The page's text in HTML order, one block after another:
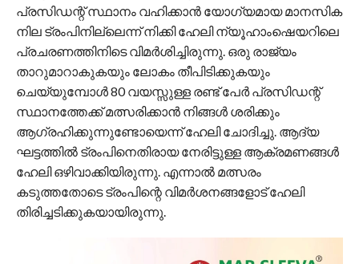
പ്രസിഡന്റ് സ്ഥാനം വഹിക്കാന്‍ യോഗ്യമായ മാനസിക
നില ട്രംപിനില്ലെന്ന് നിക്കി ഹേലി ന്യൂഹാംഷെയറിലെ
പ്രചരണത്തിനിടെ വിമർശിച്ചിരുന്നു. ഒരു രാജ്യം
താറുമാറാകുകയും ലോകം തീപിടിക്കുകയും
ചെയ്യുമ്പോള്‍ 80 വയസ്സുള്ള രണ്ട് പേര്‍ പ്രസിഡന്റ്
സ്ഥാനത്തേക്ക് മത്സരിക്കാന്‍ നിങ്ങള്‍ ശരിക്കും
ആഗ്രഹിക്കുന്നുണ്ടോയെന്ന് ഹേലി ചോദിച്ചു. ആദ്യ
ഘട്ടത്തില്‍ ട്രംപിനെതിരായ നേരിട്ടുള്ള ആക്രമണങ്ങള്‍
ഹേലി ഒഴിവാക്കിയിരുന്നു. എന്നാൽ മത്സരം
കടുത്തതോടെ ട്രംപിന്റെ വിമർശനങ്ങളോട് ഹേലി
തിരിച്ചടിക്കുകയായിരുന്നു.